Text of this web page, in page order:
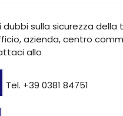
dubbi sulla sicurezza della
azienda, centro
allo
Tel. +39 0381 84751